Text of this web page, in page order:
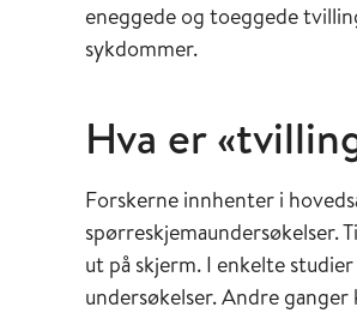
eneggede og toeggede
sykdommer.
Hva er
Forskerne innhenter i
spørreskjemaundersøkelser.
ut på skjerm. I enkelte
undersøkelser. Andre